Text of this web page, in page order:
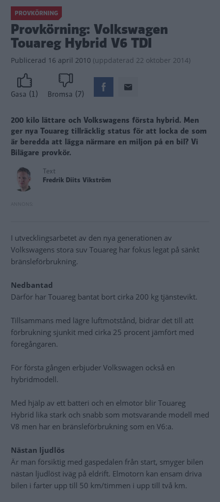
PROVKÖRNING
Provkörning: Volkswagen
Touareg Hybrid V6 TDI
Publicerad 16 april 2010 (uppdaterad 22 oktober 2014)
Gasa (1) Bromsa (7)
200 kilo lättare och Volkswagens första hybrid. Men
ger nya Touareg tillräcklig status för att locka de som
är beredda att lägga närmare en miljon på en bil? Vi
Bilägare provkör.
Text
Fredrik Diits Vikström
I utvecklingsarbetet av den nya generationen av
Volkswagens stora suv Touareg har fokus legat på sänkt
bränsleförbrukning.
Nedbantad
Därför har Touareg bantat bort cirka 200 kg tjänstevikt.
Tillsammans med lägre luftmotstånd, bidrar det till att
förbrukning sjunkit med cirka 25 procent jämfört med
föregångaren.
För första gången erbjuder Volkswagen också en
hybridmodell.
Med hjälp av ett batteri och en elmotor blir Touareg
Hybrid lika stark och snabb som motsvarande modell med
V8 men har en bränsleförbrukning som en V6:a.
Nästan ljudlös
Är man försiktig med gaspedalen från start, smyger bilen
nästan ljudlöst iväg på eldrift. Elmotorn kan ensam driva
bilen i farter upp till 50 km/timmen i upp till två km.